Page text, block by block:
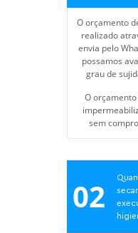
O orçamento
realizado
envia pelo
possamos
grau de
O
sem
02